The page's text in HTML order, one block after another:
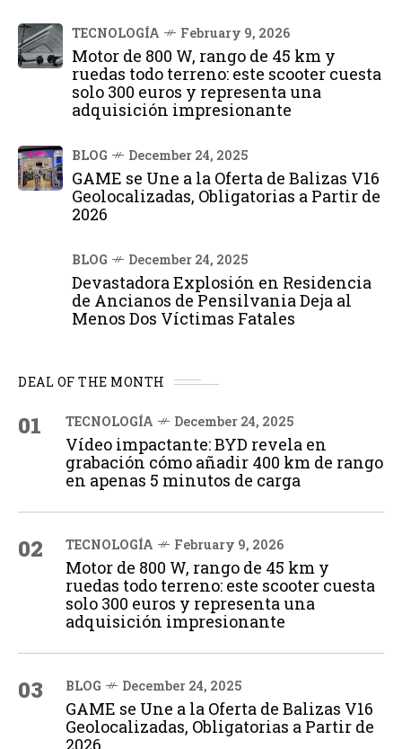
TECNOLOGÍA February 9, 2026
Motor de 800 W, rango de 45 km y
ruedas todo terreno: este scooter cuesta
solo 300 euros y representa una
adquisición impresionante
BLOG December 24, 2025
GAME se Une a la Oferta de Balizas V16
Geolocalizadas, Obligatorias a Partir de
2026
BLOG December 24, 2025
Devastadora Explosión en Residencia
de Ancianos de Pensilvania Deja al
Menos Dos Víctimas Fatales
DEAL OF THE MONTH
01 TECNOLOGÍA December 24, 2025
Vídeo impactante: BYD revela en
grabación cómo añadir 400 km de rango
en apenas 5 minutos de carga
02 TECNOLOGÍA February 9, 2026
Motor de 800 W, rango de 45 km y
ruedas todo terreno: este scooter cuesta
solo 300 euros y representa una
adquisición impresionante
03 BLOG December 24, 2025
GAME se Une a la Oferta de Balizas V16
Geolocalizadas, Obligatorias a Partir de